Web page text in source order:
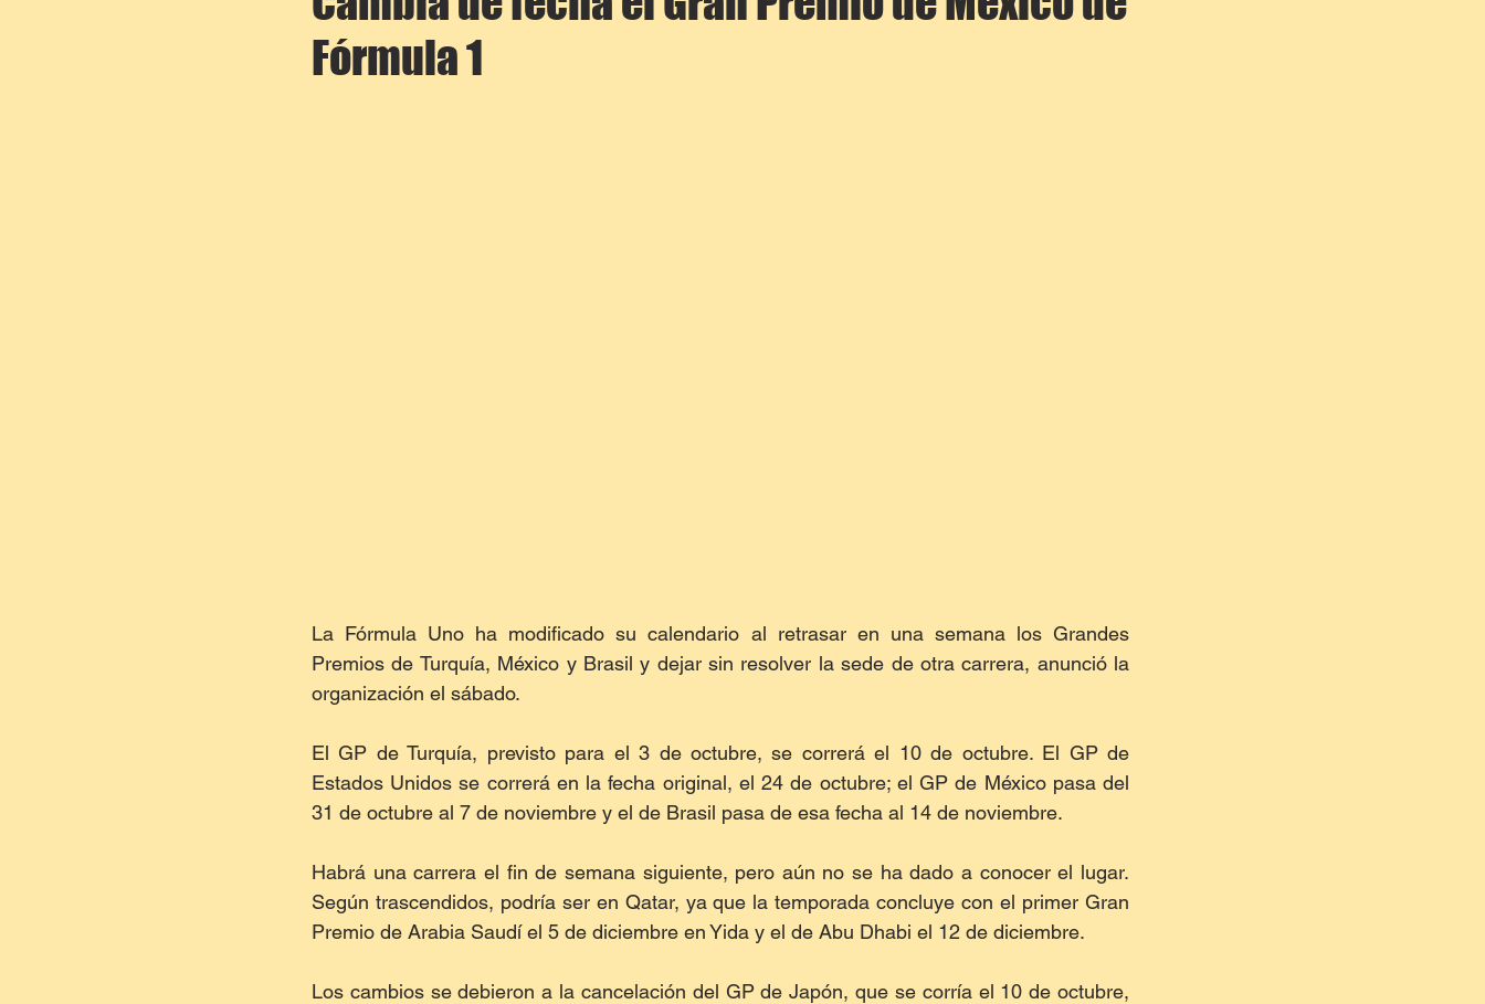
Fórmula 1
La Fórmula Uno ha modificado su calendario al retrasar en una semana los Grandes
Premios de Turquía, México y Brasil y dejar sin resolver la sede de otra carrera, anunció la
organización el sábado.
El GP de Turquía, previsto para el 3 de octubre, se correrá el 10 de octubre. El GP de
Estados Unidos se correrá en la fecha original, el 24 de octubre; el GP de México pasa del
31 de octubre al 7 de noviembre y el de Brasil pasa de esa fecha al 14 de noviembre.
Habrá una carrera el fin de semana siguiente, pero aún no se ha dado a conocer el lugar.
Según trascendidos, podría ser en Qatar, ya que la temporada concluye con el primer Gran
Premio de Arabia Saudí el 5 de diciembre en Yida y el de Abu Dhabi el 12 de diciembre.
Los cambios se debieron a la cancelación del GP de Japón, que se corría el 10 de octubre,